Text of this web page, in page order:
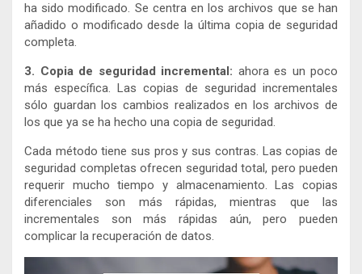
ha sido modificado. Se centra en los archivos que se han
añadido o modificado desde la última copia de seguridad
completa.
3. Copia de seguridad incremental: ahora es un poco
más específica. Las copias de seguridad incrementales
sólo guardan los cambios realizados en los archivos de
los que ya se ha hecho una copia de seguridad.
Cada método tiene sus pros y sus contras. Las copias de
seguridad completas ofrecen seguridad total, pero pueden
requerir mucho tiempo y almacenamiento. Las copias
diferenciales son más rápidas, mientras que las
incrementales son más rápidas aún, pero pueden
complicar la recuperación de datos.